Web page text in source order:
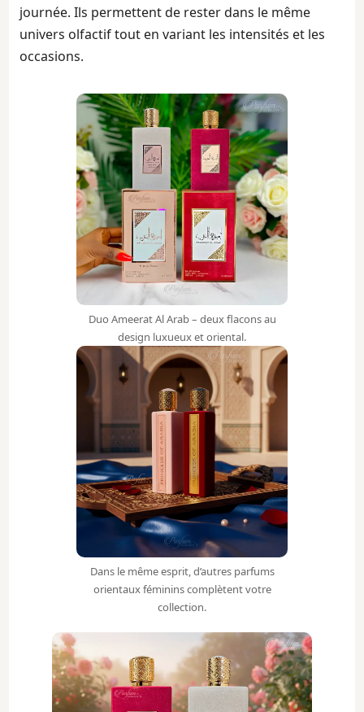
journée. Ils permettent de rester dans le même
univers olfactif tout en variant les intensités et les
occasions.
Duo Ameerat Al Arab – deux flacons au
design luxueux et oriental.
Dans le même esprit, d’autres parfums
orientaux féminins complètent votre
collection.